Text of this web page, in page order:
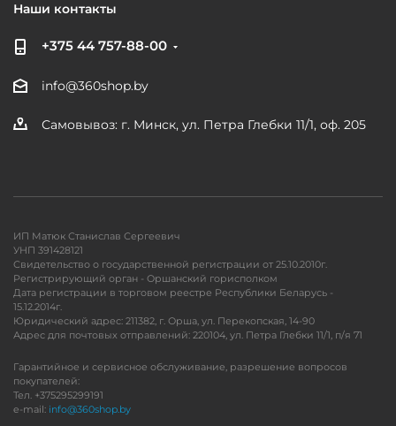
Наши контакты
+375 44 757-88-00
info@360shop.by
Самовывоз: г. Минск, ул. Петра Глебки 11/1, оф. 205
ИП Матюк Станислав Сергеевич
УНП 391428121
Свидетельство о государственной регистрации от 25.10.2010г.
Регистрирующий орган - Оршанский горисполком
Дата регистрации в торговом реестре Республики Беларусь -
15.12.2014г.
Юридический адрес: 211382, г. Орша, ул. Перекопская, 14-90
Адрес для почтовых отправлений: 220104, ул. Петра Глебки 11/1, п/я 71
Гарантийное и сервисное обслуживание, разрешение вопросов
покупателей:
Тел. +375295299191
e-mail: info@360shop.by